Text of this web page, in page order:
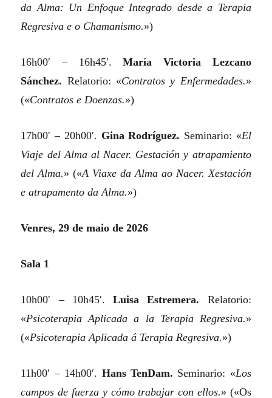
da Alma: Un Enfoque Integrado desde a Terapia
Regresiva e o Chamanismo.»)
16h00′ – 16h45′.María Victoria Lezcano
Sánchez. Relatorio: «Contratos y Enfermedades.»
(«Contratos e Doenzas.»)
17h00′ – 20h00′. Gina Rodríguez. Seminario: «El
Viaje del Alma al Nacer. Gestación y atrapamiento
del Alma.»(«A Viaxe da Alma ao Nacer. Xestación
e atrapamento da Alma.»)
Venres, 29 de maio de 2026
Sala 1
10h00′ – 10h45′.Luisa Estremera. Relatorio:
«Psicoterapia Aplicada a la Terapia Regresiva.»
(«Psicoterapia Aplicada á Terapia Regresiva.»)
11h00′ – 14h00′. Hans TenDam. Seminario: «Los
campos de fuerza y cómo trabajar con ellos.» («Os